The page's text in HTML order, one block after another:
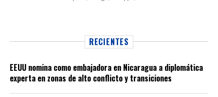
RECIENTES
EEUU nomina como embajadora en Nicaragua a diplomática
experta en zonas de alto conflicto y transiciones